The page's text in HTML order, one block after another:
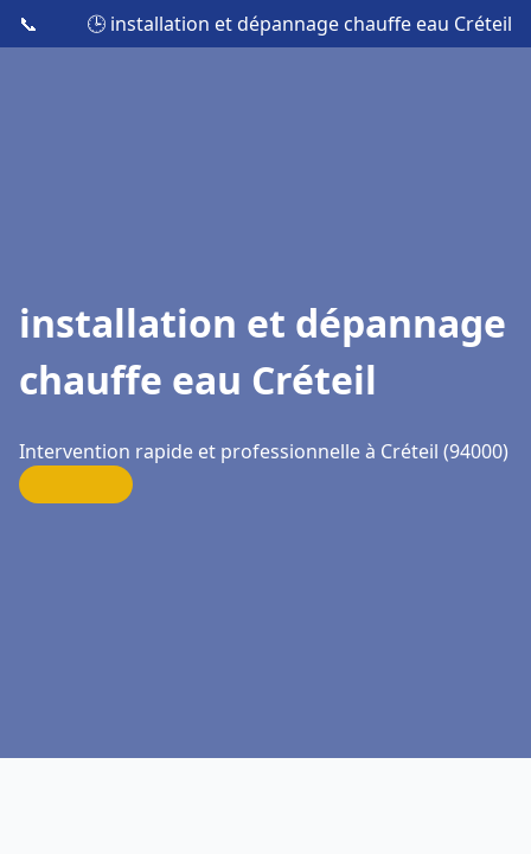
📞 🕒 installation et dépannage chauffe eau Créteil
installation et dépannage
chauffe eau Créteil
Intervention rapide et professionnelle à Créteil (94000)